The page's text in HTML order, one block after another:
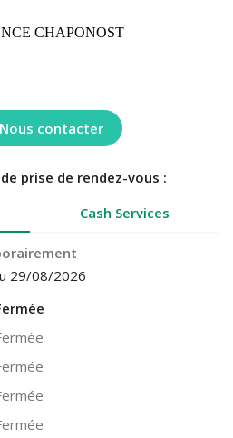
Nous contacter
prise de rendez-vous :
Cash Services
29/08/2026